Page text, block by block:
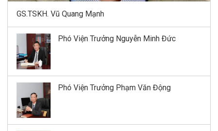
GS.TSKH. Vũ Quang Mạnh
Phó Viện Trưởng Nguyễn Minh Đức
Phó Viện Trưởng Phạm Văn Động